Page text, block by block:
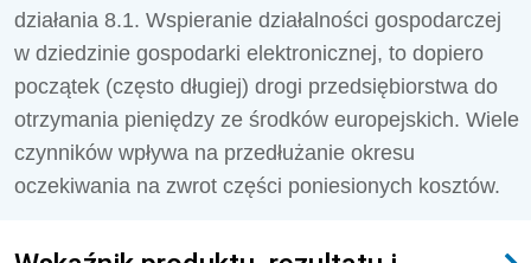
działania 8.1. Wspieranie działalności gospodarczej
w dziedzinie gospodarki elektronicznej, to dopiero
początek (często długiej) drogi przedsiębiorstwa do
otrzymania pieniędzy ze środków europejskich. Wiele
czynników wpływa na przedłużanie okresu
oczekiwania na zwrot części poniesionych kosztów.